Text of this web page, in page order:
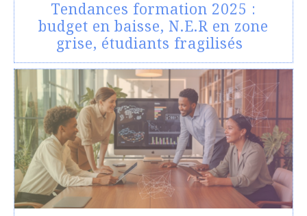
Tendances formation 2025 :
budget en baisse, N.E.R en zone
grise, étudiants fragilisés